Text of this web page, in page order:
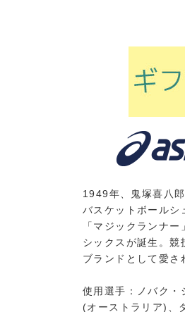
1949年、鬼塚喜八
バスケットボールシ
「マジックランナ
シックスが誕生。競
ブランドとして愛さ
使用選手：ノバク・
(オーストラリア)、